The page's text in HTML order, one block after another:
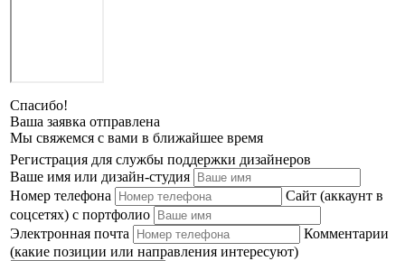
Спасибо!
Ваша заявка отправлена
Мы свяжемся с вами в ближайшее время
Регистрация для службы поддержки дизайнеров
Ваше имя или дизайн-студия
Номер телефона
Сайт (аккаунт в
соцсетях) с портфолио
Электронная почта
Комментарии
(какие позиции или направления интересуют)